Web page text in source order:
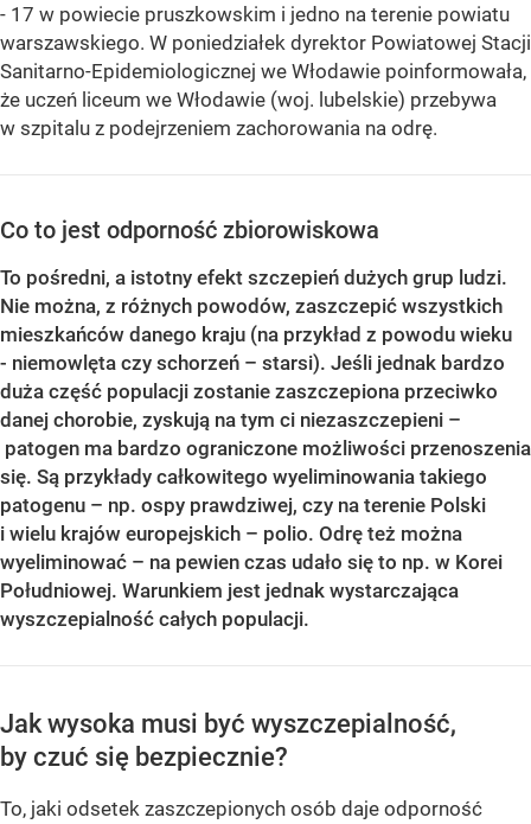
- 17 w powiecie pruszkowskim i jedno na terenie powiatu
warszawskiego. W poniedziałek dyrektor Powiatowej Stacji
Sanitarno-Epidemiologicznej we Włodawie poinformowała,
że uczeń liceum we Włodawie (woj. lubelskie) przebywa
w szpitalu z podejrzeniem zachorowania na odrę.
Co to jest odporność zbiorowiskowa
To pośredni, a istotny efekt szczepień dużych grup ludzi.
Nie można, z różnych powodów, zaszczepić wszystkich
mieszkańców danego kraju (na przykład z powodu wieku
- niemowlęta czy schorzeń – starsi). Jeśli jednak bardzo
duża część populacji zostanie zaszczepiona przeciwko
danej chorobie, zyskują na tym ci niezaszczepieni –
patogen ma bardzo ograniczone możliwości przenoszenia
się. Są przykłady całkowitego wyeliminowania takiego
patogenu – np. ospy prawdziwej, czy na terenie Polski
i wielu krajów europejskich – polio. Odrę też można
wyeliminować – na pewien czas udało się to np. w Korei
Południowej. Warunkiem jest jednak wystarczająca
wyszczepialność całych populacji.
Jak wysoka musi być wyszczepialność,
by czuć się bezpiecznie?
To, jaki odsetek zaszczepionych osób daje odporność